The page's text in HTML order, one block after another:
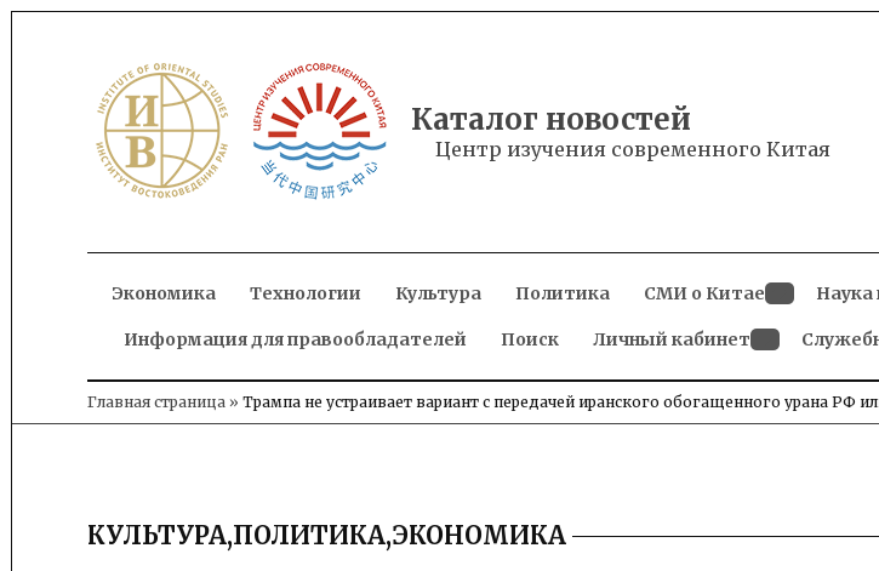
content
Каталог новостей
Центр изучения современного Китая
Экономика Технологии Культура Политика СМИ о Китае
dropdown
menu
Наука
Информация для правообладателей Поиск Личный кабинет
dropdown
menu
Главная страница » Трампа не устраивает вариант с передачей иранского обогащенного урана РФ
POSTED
КУЛЬТУРА,ПОЛИТИКА,ЭКОНОМИКА